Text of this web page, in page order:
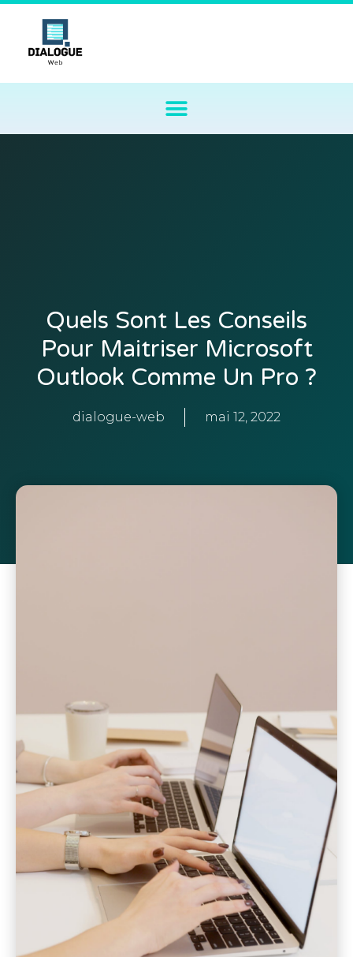
Quels Sont Les Conseils
Pour Maitriser Microsoft
Outlook Comme Un Pro ?
dialogue-web mai 12, 2022